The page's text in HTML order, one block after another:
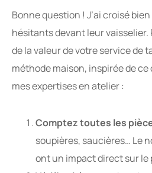
Bonne question ! J’ai croisé
hésitants devant leur vaisselier.
de la valeur de votre service de
méthode maison, inspirée de ce
mes expertises en atelier :
Comptez toutes les
soupières, saucières… Le
ont un impact direct sur le